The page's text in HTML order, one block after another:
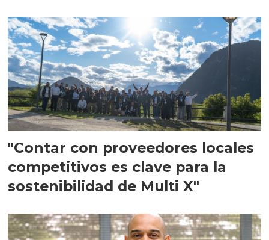
"Contar con proveedores locales
competitivos es clave para la
sostenibilidad de Multi X"